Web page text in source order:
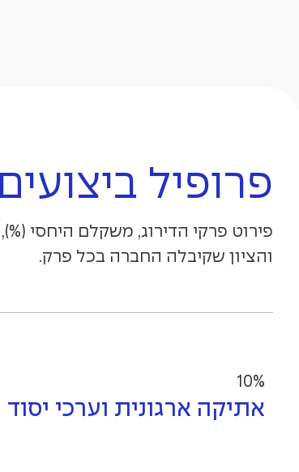
פרופיל ביצועים
פירוט פרקי הדירוג, משקלם היחסי
והציון שקיבלה החברה בכל פרק.
10%
אתיקה ארגונית וערכי יסוד